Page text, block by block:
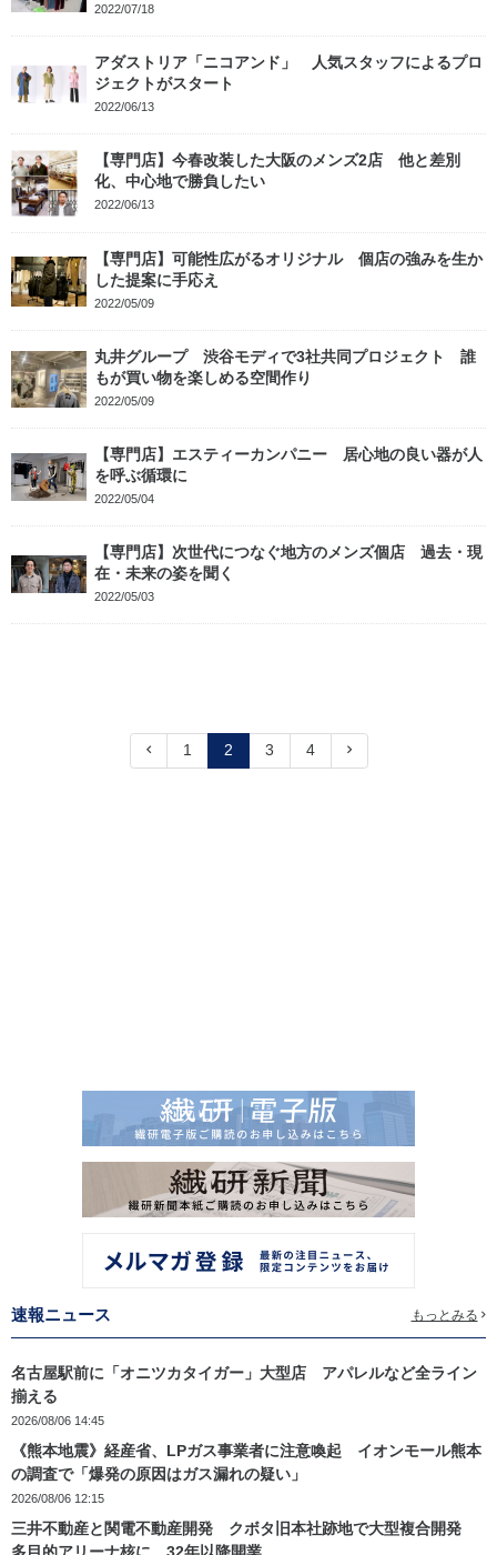
2022/07/18
アダストリア「ニコアンド」 人気スタッフによるプロ
ジェクトがスタート
2022/06/13
【専門店】今春改装した大阪のメンズ2店 他と差別
化、中心地で勝負したい
2022/06/13
【専門店】可能性広がるオリジナル 個店の強みを生か
した提案に手応え
2022/05/09
丸井グループ 渋谷モディで3社共同プロジェクト 誰
もが買い物を楽しめる空間作り
2022/05/09
【専門店】エスティーカンパニー 居心地の良い器が人
を呼ぶ循環に
2022/05/04
【専門店】次世代につなぐ地方のメンズ個店 過去・現
在・未来の姿を聞く
2022/05/03
1 2 3 4
速報ニュース もっとみる
名古屋駅前に「オニツカタイガー」大型店 アパレルなど全ライン
揃える
2026/08/06 14:45
《熊本地震》経産省、LPガス事業者に注意喚起 イオンモール熊本
の調査で「爆発の原因はガス漏れの疑い」
2026/08/06 12:15
三井不動産と関電不動産開発 クボタ旧本社跡地で大型複合開発